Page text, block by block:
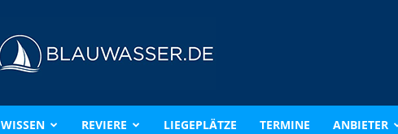
WISSEN REVIERE LIEGEPLÄTZE TERMINE ANBIETER